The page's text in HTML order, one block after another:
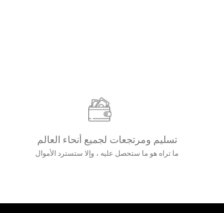
تسليم ومرتجعات لجميع أنحاء العالم
ما تراه هو ما ستحصل عليه ، وإلا ستسترد الأموال